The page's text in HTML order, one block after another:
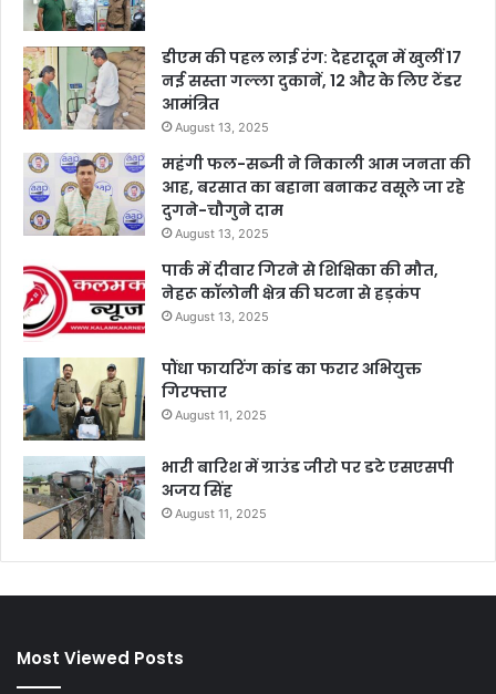
डीएम की पहल लाई रंग: देहरादून में खुलीं 17
नई सस्ता गल्ला दुकानें, 12 और के लिए टेंडर
आमंत्रित
August 13, 2025
महंगी फल-सब्जी ने निकाली आम जनता की
आह, बरसात का बहाना बनाकर वसूले जा रहे
दुगने-चौगुने दाम
August 13, 2025
पार्क में दीवार गिरने से शिक्षिका की मौत,
नेहरू कॉलोनी क्षेत्र की घटना से हड़कंप
August 13, 2025
पौंधा फायरिंग कांड का फरार अभियुक्त
गिरफ्तार
August 11, 2025
भारी बारिश में ग्राउंड जीरो पर डटे एसएसपी
अजय सिंह
August 11, 2025
Most Viewed Posts